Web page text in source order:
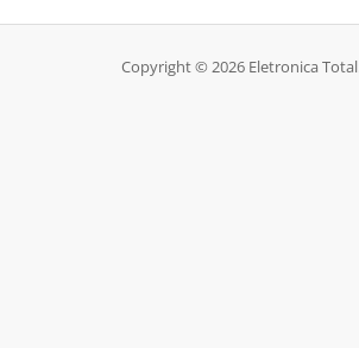
Copyright © 2026 Eletronica